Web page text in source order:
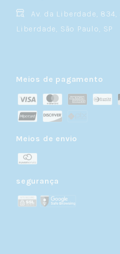
Av. da Liberdade, 834,
Liberdade, São Paulo, SP
Meios de pagamento
Meios de envio
segurança